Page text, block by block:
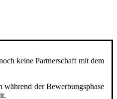
keine Partnerschaft mit dem
der Bewerbungsphase